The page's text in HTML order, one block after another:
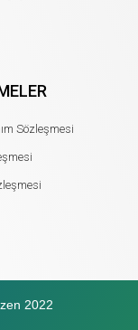
Sözleşmesi
2022